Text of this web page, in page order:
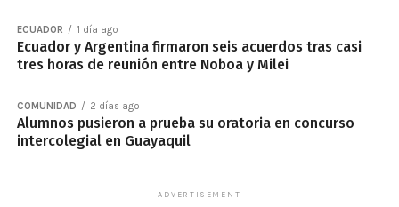
ECUADOR 1 día ago
Ecuador y Argentina firmaron seis acuerdos tras casi
tres horas de reunión entre Noboa y Milei
COMUNIDAD 2 días ago
Alumnos pusieron a prueba su oratoria en concurso
intercolegial en Guayaquil
ADVERTISEMENT